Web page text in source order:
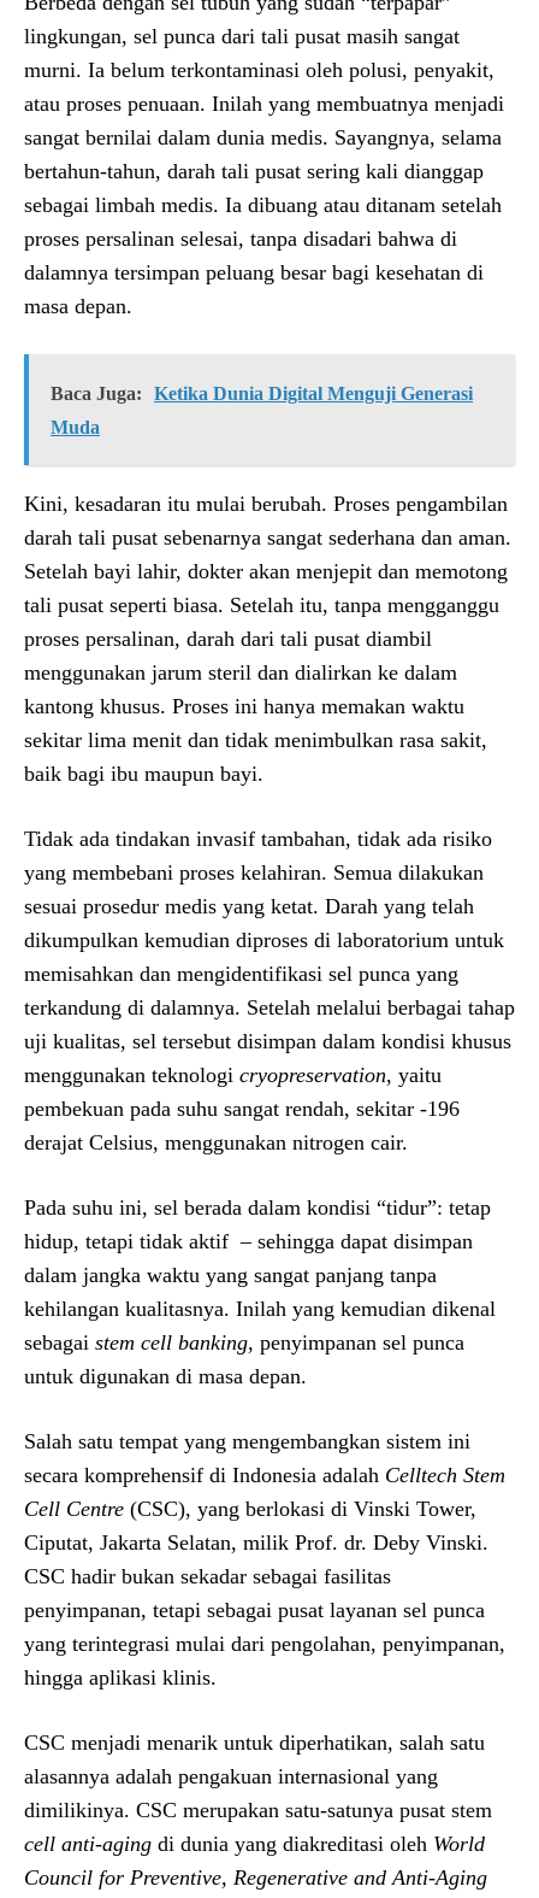
lingkungan, sel punca dari tali pusat masih sangat
murni. Ia belum terkontaminasi oleh polusi, penyakit,
atau proses penuaan. Inilah yang membuatnya menjadi
sangat bernilai dalam dunia medis. Sayangnya, selama
bertahun-tahun, darah tali pusat sering kali dianggap
sebagai limbah medis. Ia dibuang atau ditanam setelah
proses persalinan selesai, tanpa disadari bahwa di
dalamnya tersimpan peluang besar bagi kesehatan di
masa depan.
Baca Juga:
Ketika Dunia Digital Menguji Generasi
Muda
Kini, kesadaran itu mulai berubah. Proses pengambilan
darah tali pusat sebenarnya sangat sederhana dan aman.
Setelah bayi lahir, dokter akan menjepit dan memotong
tali pusat seperti biasa. Setelah itu, tanpa mengganggu
proses persalinan, darah dari tali pusat diambil
menggunakan jarum steril dan dialirkan ke dalam
kantong khusus. Proses ini hanya memakan waktu
sekitar lima menit dan tidak menimbulkan rasa sakit,
baik bagi ibu maupun bayi.
Tidak ada tindakan invasif tambahan, tidak ada risiko
yang membebani proses kelahiran. Semua dilakukan
sesuai prosedur medis yang ketat. Darah yang telah
dikumpulkan kemudian diproses di laboratorium untuk
memisahkan dan mengidentifikasi sel punca yang
terkandung di dalamnya. Setelah melalui berbagai tahap
uji kualitas, sel tersebut disimpan dalam kondisi khusus
menggunakan teknologi cryopreservation, yaitu
pembekuan pada suhu sangat rendah, sekitar -196
derajat Celsius, menggunakan nitrogen cair.
Pada suhu ini, sel berada dalam kondisi “tidur”: tetap
hidup, tetapi tidak aktif – sehingga dapat disimpan
dalam jangka waktu yang sangat panjang tanpa
kehilangan kualitasnya. Inilah yang kemudian dikenal
sebagai stem cell banking, penyimpanan sel punca
untuk digunakan di masa depan.
Salah satu tempat yang mengembangkan sistem ini
secara komprehensif di Indonesia adalah Celltech Stem
Cell Centre (CSC), yang berlokasi di Vinski Tower,
Ciputat, Jakarta Selatan, milik Prof. dr. Deby Vinski.
CSC hadir bukan sekadar sebagai fasilitas
penyimpanan, tetapi sebagai pusat layanan sel punca
yang terintegrasi mulai dari pengolahan, penyimpanan,
hingga aplikasi klinis.
CSC menjadi menarik untuk diperhatikan, salah satu
alasannya adalah pengakuan internasional yang
dimilikinya. CSC merupakan satu-satunya pusat stem
cell anti-aging di dunia yang diakreditasi oleh World
Council for Preventive, Regenerative and Anti-Aging